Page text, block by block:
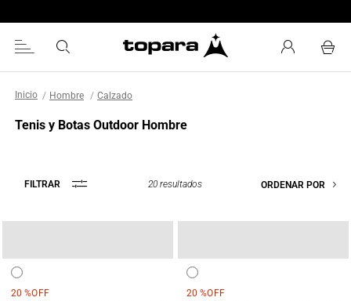
Hombre Calzado
Tenis y Botas Outdoor Hombre
FILTRAR 20resultados ORDENAR POR
20 %OFF
20 %OFF